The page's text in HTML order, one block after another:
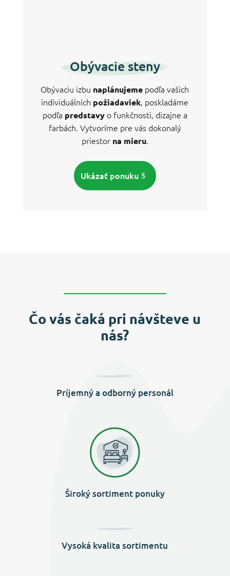
Obývacie steny
Obývaciu izbu naplánujeme podľa vašich
individuálních požiadaviek, poskladáme
podľa predstavyo funkčnosti, dizajne a
farbách. Vytvoríme pre vás dokonalý
priestor na mieru.
Ukázať ponuku
Čo vás čaká pri návšteve u
nás?
Príjemný a odborný personál
Široký sortiment ponuky
Vysoká kvalita sortimentu